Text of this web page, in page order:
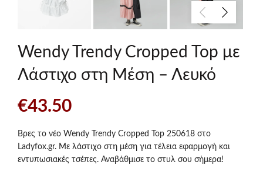
Wendy Trendy Cropped Top με
Λάστιχο στη Μέση – Λευκό
€43.50
Βρες το νέο Wendy Trendy Cropped Top 250618 στο
Ladyfox.gr. Με λάστιχο στη μέση για τέλεια εφαρμογή και
εντυπωσιακές τσέπες. Αναβάθμισε το στυλ σου σήμερα!